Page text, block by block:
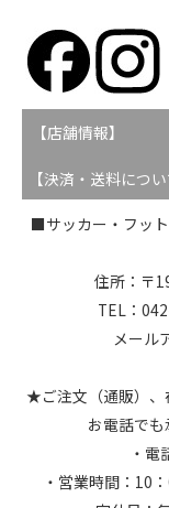
【店舗情報】
【決済・送料につい
■サッカー・フッ
住所：〒
TEL：
メール
★ご注文（通販）、
お電話でも
・
・営業時間：10